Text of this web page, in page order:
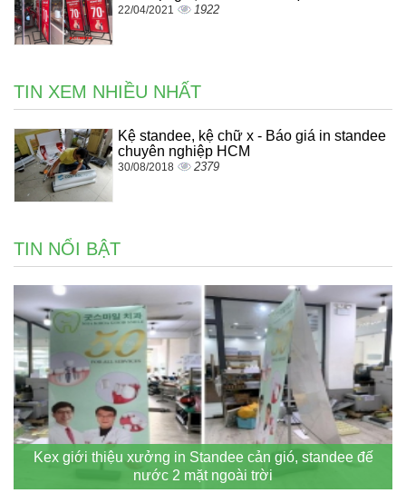
22/04/2021 1922
TIN XEM NHIỀU NHẤT
Kệ standee, kệ chữ x - Báo giá in standee
chuyên nghiệp HCM
30/08/2018 2379
TIN NỔI BẬT
Kex giới thiệu xưởng in Standee cản gió, standee đế
nước 2 mặt ngoài trời